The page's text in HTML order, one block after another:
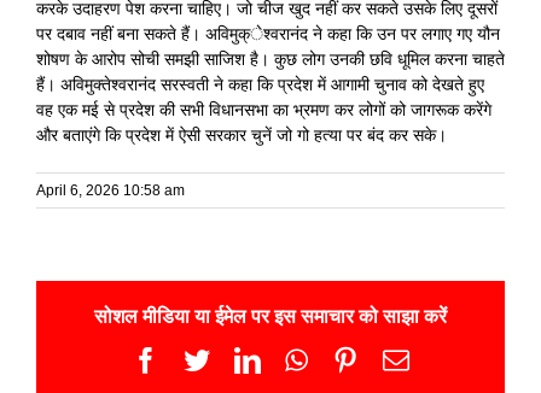
करके उदाहरण पेश करना चाहिए। जो चीज खुद नहीं कर सकते उसके लिए दूसरों
पर दबाव नहीं बना सकते हैं। अविमुक्ेश्वरानंद ने कहा कि उन पर लगाए गए यौन
शोषण के आरोप सोची समझी साजिश है। कुछ लोग उनकी छवि धूमिल करना चाहते
हैं। अविमुक्तेश्वरानंद सरस्वती ने कहा कि प्रदेश में आगामी चुनाव को देखते हुए
वह एक मई से प्रदेश की सभी विधानसभा का भ्रमण कर लोगों को जागरूक करेंगे
और बताएंगे कि प्रदेश में ऐसी सरकार चुनें जो गो हत्या पर बंद कर सके।
April 6, 2026 10:58 am
सोशल मीडिया या ईमेल पर इस समाचार को साझा करें
Facebook
TwitterLinkedInWhatsApp
Pinterest
Email